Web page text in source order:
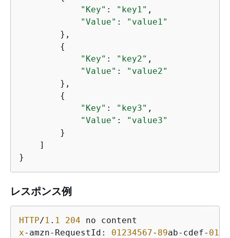
"Key" : "key1" ,
"Value" :
"value1"
        },
{
"Key" : "key2" ,
"Value" :
"value2"
        },
{
"Key" : "key3" ,
"Value" :
"value3"
        }
    ]
レスポンス例
HTTP/1 . 1 204
x-amzn-RequestId: 01234567- 89ab-cdef- 0123